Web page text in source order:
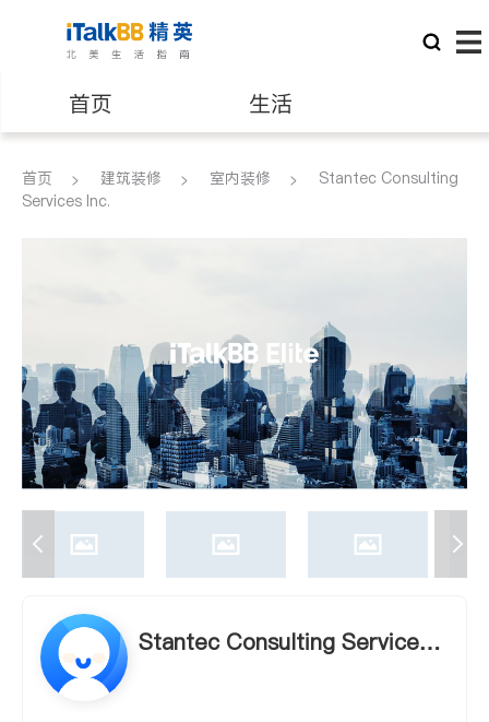
首页 生活
医生 律师
养老 非盈利组织
首页 建筑装修 室内装修
Stantec Consulting
Services Inc.
Stantec Consulting Services I